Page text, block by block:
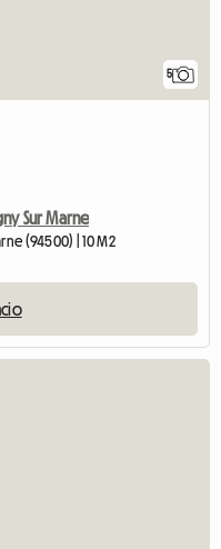
5
Sur Marne
(94500) | 10 M2